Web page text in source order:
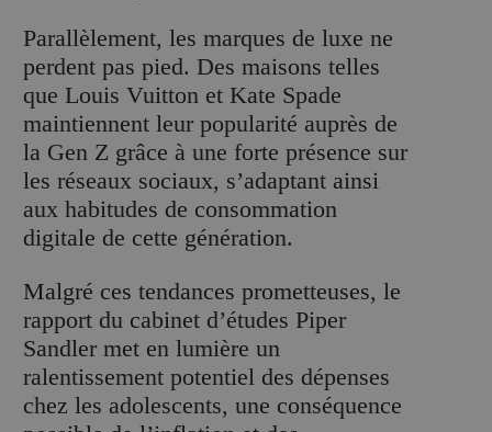
Parallèlement, les marques de luxe ne
perdent pas pied. Des maisons telles
que Louis Vuitton et Kate Spade
maintiennent leur popularité auprès de
la Gen Z grâce à une forte présence sur
les réseaux sociaux, s’adaptant ainsi
aux habitudes de consommation
digitale de cette génération.
Malgré ces tendances prometteuses, le
rapport du cabinet d’études Piper
Sandler met en lumière un
ralentissement potentiel des dépenses
chez les adolescents, une conséquence